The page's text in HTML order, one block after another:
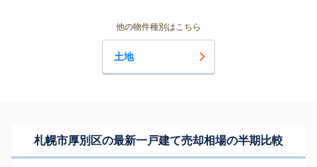
他の物件種別はこちら
土地
札幌市厚別区の最新一戸建て売却相場の半期比較